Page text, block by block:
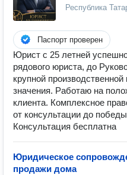
Республика
Паспорт проверен
Юрист с 25 летней
рядового юриста, до
крупной
значения. Работаю на
клиента. Комплексное
от консультации до
Консультация бесплатна
Юридическое
продажи дома